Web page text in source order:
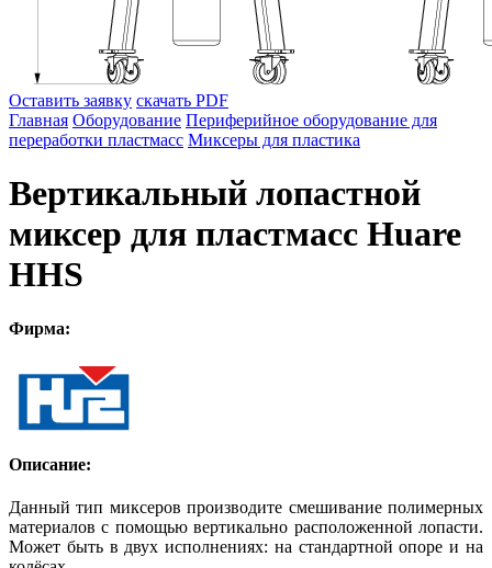
Оставить заявку скачать PDF
Главная Оборудование Периферийное оборудование для
переработки пластмасс Миксеры для пластика
Вертикальный лопастной
миксер для пластмасс Huare
HHS
Фирма:
Описание:
Данный тип миксеров производите смешивание полимерных
материалов с помощью вертикально расположенной лопасти.
Может быть в двух исполнениях: на стандартной опоре и на